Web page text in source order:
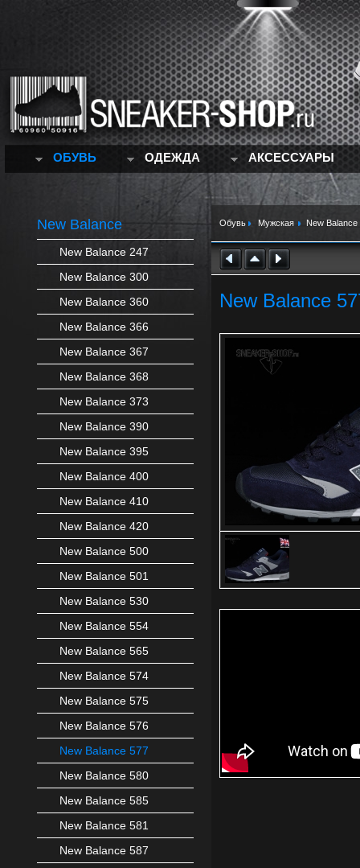
ОБУВЬ ОДЕЖДА АКСЕССУАРЫ
New Balance
New Balance 247
New Balance 300
New Balance 360
New Balance 366
New Balance 367
New Balance 368
New Balance 373
New Balance 390
New Balance 395
New Balance 400
New Balance 410
New Balance 420
New Balance 500
New Balance 501
New Balance 530
New Balance 554
New Balance 565
New Balance 574
New Balance 575
New Balance 576
New Balance 577
New Balance 580
New Balance 585
New Balance 581
New Balance 587
Обувь Мужская New Balance
New Balance